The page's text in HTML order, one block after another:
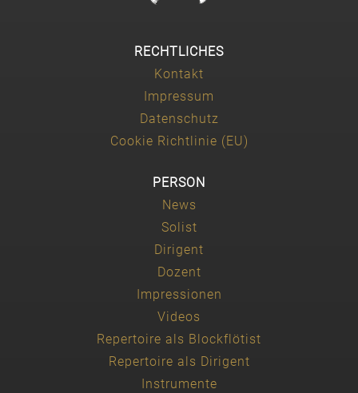
RECHTLICHES
Kontakt
Impressum
Datenschutz
Cookie Richtlinie (EU)
PERSON
News
Solist
Dirigent
Dozent
Impressionen
Videos
Repertoire als Blockflötist
Repertoire als Dirigent
Instrumente